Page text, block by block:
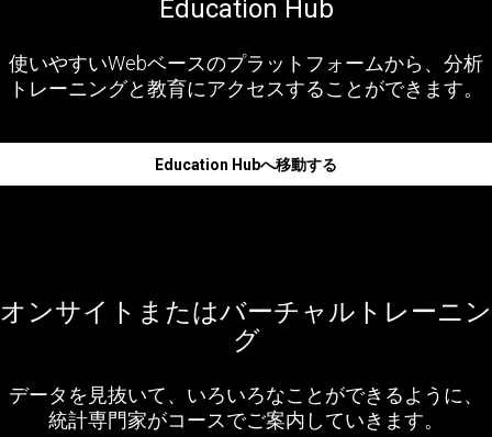
Education Hub
使いやすいWebベースのプラットフォームから、分析
トレーニングと教育にアクセスすることができます。
Education Hubへ移動する
オンサイトまたはバーチャルトレーニン
グ
データを見抜いて、いろいろなことができるように、
統計専門家がコースでご案内していきます。